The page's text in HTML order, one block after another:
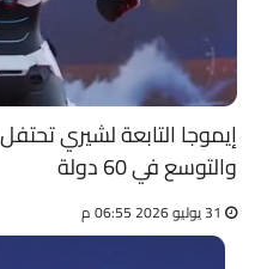
والتوسع في 60 دولة